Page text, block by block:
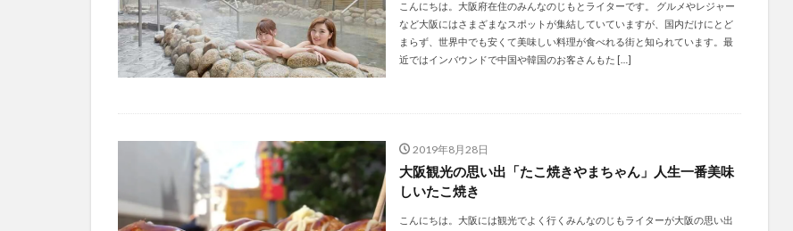
こんにちは。大阪府在住のみんなのじもとライターです。 グルメやレジャー
など大阪にはさまざまなスポットが集結していていますが、国内だけにとど
まらず、世界中でも安くて美味しい料理が食べれる街と知られています。最
近ではインバウンドで中国や韓国のお客さんもた […]
2019年8月28日
大阪観光の思い出「たこ焼きやまちゃん」人生一番美味
しいたこ焼き
こんにちは。大阪には観光でよく行くみんなのじもライターが大阪の思い出